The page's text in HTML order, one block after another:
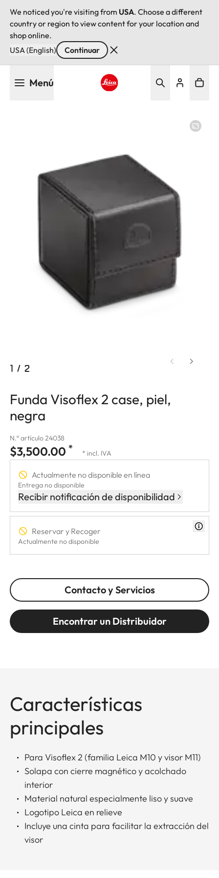
We noticed you're visiting from USA. Choose a different
country or region to view content for your location and
shop online.
USA (English)
Continuar
Menú
1 / 2
Funda Visoflex 2 case, piel,
negra
N.º artículo 24038
$3,500.00 * * incl. IVA
Actualmente no disponible en línea
Entrega no disponible
Recibir notificación de disponibilidad
Reservar y Recoger
Actualmente no disponible
Contacto y Servicios
Encontrar un Distribuidor
Características
principales
Para Visoflex 2 (familia Leica M10 y visor M11)
Solapa con cierre magnético y acolchado
interior
Material natural especialmente liso y suave
Logotipo Leica en relieve
Incluye una cinta para facilitar la extracción del
visor